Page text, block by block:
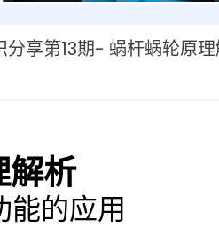
分享第13期- 蜗杆蜗轮原
解析
能的应用